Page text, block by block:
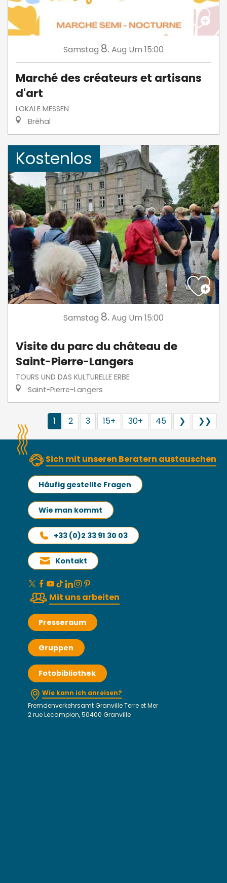
Samstag 8. Aug Um 15:00
Marché des créateurs et artisans
d'art
LOKALE MESSEN
Bréhal
Kostenlos
Samstag 8. Aug Um 15:00
Visite du parc du château de
Saint-Pierre-Langers
TOURS UND DAS KULTURELLE ERBE
Saint-Pierre-Langers
1 2 3 15+ 30+ 45 ❯ ❯❯
Sich mit unseren Beratern austauschen
Häufig gestellte Fragen
Wie man kommt
+33 (0)2 33 91 30 03
Kontakt
Mit uns arbeiten
Presseraum
Gruppen
Fotobibliothek
Wie kann ich anreisen?
Fremdenverkehrsamt Granville Terre et Mer
2 rue Lecampion, 50400 Granville